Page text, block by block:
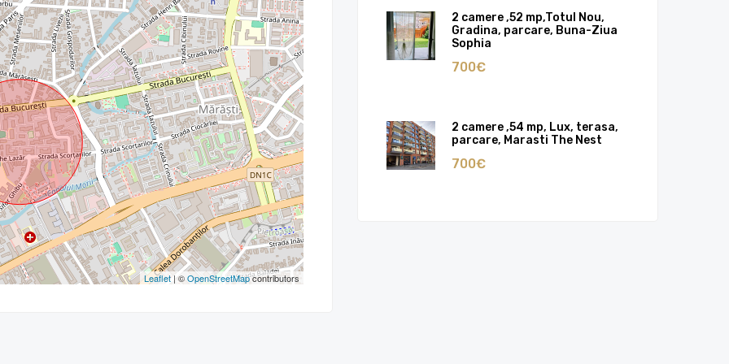
Leaflet| ©OpenStreetMapcontributors
2 camere ,52 mp,Totul Nou,
Gradina, parcare, Buna-Ziua
Sophia
700€
2 camere ,54 mp, Lux, terasa,
parcare, Marasti The Nest
700€